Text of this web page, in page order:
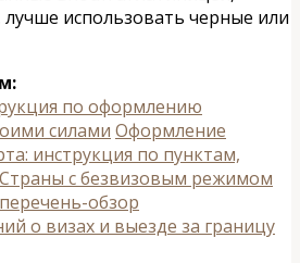
использовать черные или
по оформлению
силами Оформление
инструкция по пунктам,
Страны с безвизовым режимом
обзор
о визах и выезде за границу